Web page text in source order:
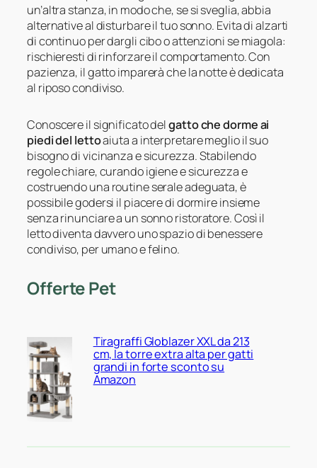
un’altra stanza, in modo che, se si sveglia, abbia
alternative al disturbare il tuo sonno. Evita di alzarti
di continuo per dargli cibo o attenzioni se miagola:
rischieresti di rinforzare il comportamento. Con
pazienza, il gatto imparerà che la notte è dedicata
al riposo condiviso.
Conoscere il significato delgatto che dorme ai
piedi del lettoaiuta a interpretare meglio il suo
bisogno di vicinanza e sicurezza. Stabilendo
regole chiare, curando igiene e sicurezza e
costruendo una routine serale adeguata, è
possibile godersi il piacere di dormire insieme
senza rinunciare a un sonno ristoratore. Così il
letto diventa davvero uno spazio di benessere
condiviso, per umano e felino.
Offerte Pet
Tiragraffi Globlazer XXL da 213
cm, la torre extra alta per gatti
grandi in forte sconto su
Amazon